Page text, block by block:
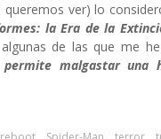
ver) lo
la Era de la
de las que me
malgastar